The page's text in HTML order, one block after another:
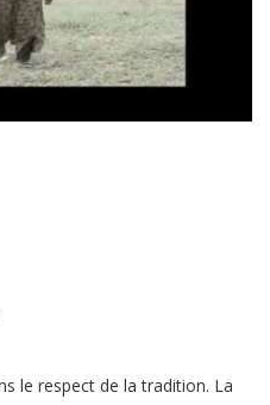
le respect de la tradition. La